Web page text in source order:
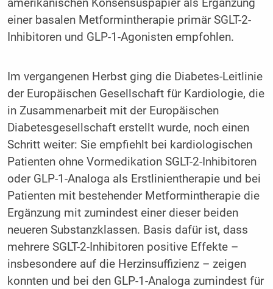
amerikanischen Konsensuspapier als Ergänzung
einer basalen Metformintherapie primär SGLT-2-
Inhibitoren und GLP-1-Agonisten empfohlen.
Im vergangenen Herbst ging die Diabetes-Leitlinie
der Europäischen Gesellschaft für Kardiologie, die
in Zusammenarbeit mit der Europäischen
Diabetesgesellschaft erstellt wurde, noch einen
Schritt weiter: Sie empfiehlt bei kardiologischen
Patienten ohne Vormedikation SGLT-2-Inhibitoren
oder GLP-1-Analoga als Erstlinientherapie und bei
Patienten mit bestehender Metformintherapie die
Ergänzung mit zumindest einer dieser beiden
neueren Substanzklassen. Basis dafür ist, dass
mehrere SGLT-2-Inhibitoren positive Effekte –
insbesondere auf die Herzinsuffizienz – zeigen
konnten und bei den GLP-1-Analoga zumindest für